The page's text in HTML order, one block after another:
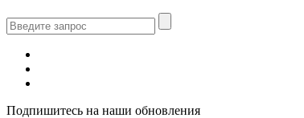
Подпишитесь на наши обновления